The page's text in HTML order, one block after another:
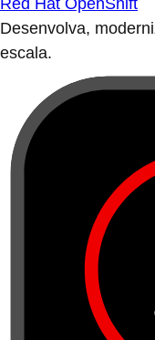
Red Hat OpenShift
Desenvolva,
escala.